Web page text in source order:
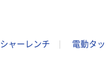
シャーレンチ 電動タ